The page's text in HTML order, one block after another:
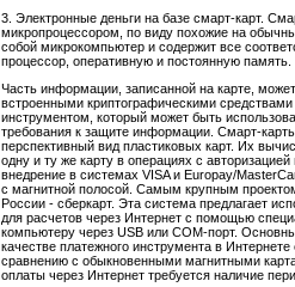
3. Электронные деньги на базе смарт-карт.
микропроцессором, по виду похожие на
собой микрокомпьютер и содержит все
процессор, оперативную и постоянную память.
Часть информации, записанной на карте,
встроенными криптографическими
инструментом, который может быть
требования к защите информации. Смарт-
перспективный вид пластиковых карт. Их
одну и ту же карту в операциях с
внедрение в системах VISA и Europay/
с магнитной полосой. Самым крупным
России - сберкарт. Эта система предлагает
для расчетов через Интернет с помощью
компьютеру через USB или СОМ-порт.
качестве платежного инструмента в
сравнению с обыкновенными магнитными
оплаты через Интернет требуется наличие